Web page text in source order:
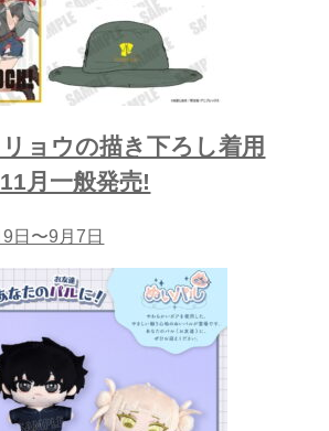
ョウの描き下ろし着用
月一般発売!
日〜9月7日